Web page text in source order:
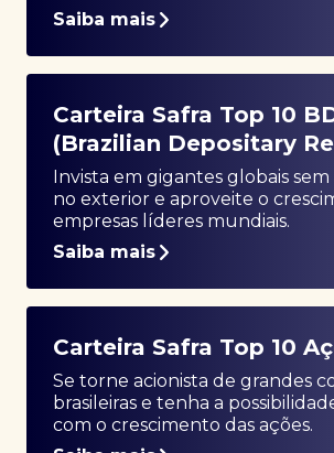
Saiba mais
Carteira Safra Top 10
(Brazilian Depositary
Invista em gigantes globais
no exterior e aproveite o
empresas líderes mundiais.
Saiba mais
Carteira Safra Top 10
Se torne acionista de grandes
brasileiras e tenha a
com o crescimento das ações.